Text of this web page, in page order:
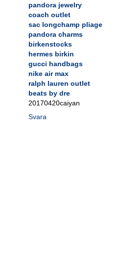
pandora jewelry
coach outlet
sac longchamp pliage
pandora charms
birkenstocks
hermes birkin
gucci handbags
nike air max
ralph lauren outlet
beats by dre
20170420caiyan
Svara